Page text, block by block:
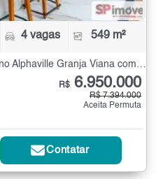
4 vagas 549 m²
R$ 6.950.000
R$ 7.394.000
Aceita Permuta
Contatar